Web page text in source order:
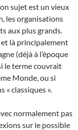
sujet est un vieux
les organisations
aux plus grands.
là principalement
(déjà à l’époque
le terme couvrait
Monde, ou si
« classiques ».
normalement pas
sur le possible